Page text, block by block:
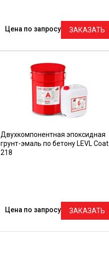
Цена по запросу ЗАКАЗАТЬ
Двухкомпонентная эпоксидная
грунт-эмаль по бетону LEVL Coat
218
Цена по запросу ЗАКАЗАТЬ